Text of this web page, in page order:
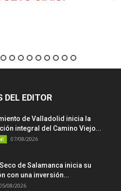
DEL EDITOR
de Valladolid inicia la
integral del Camino Viejo...
07/08/2026
de Salamanca inicia su
con una inversión...
08/2026